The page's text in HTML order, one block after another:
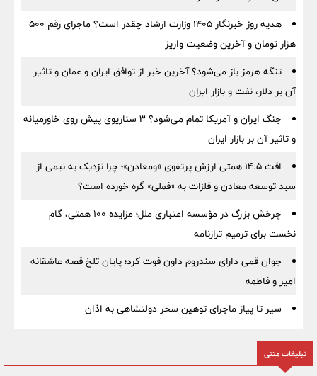
هدیه روز خبرنگار ۱۴۰۵ وزارت ارشاد چقدر است؟ ماجرای رقم ۵۰۰
هزار تومان و آخرین وضعیت واریز
تنگه هرمز باز می‌شود؟ آخرین خبر از توافق ایران و عمان و تاثیر
آن بر دلار، نفت و بازار ایران
جنگ ایران و آمریکا تمام می‌شود؟ ۳ سناریوی پیش روی خاورمیانه
و تاثیر آن بر بازار ایران
افت ۱۴.۵ همتی ارزش پرتفوی «ومعادن»؛ چرا نزدیک به نیمی از
سبد توسعه معادن و فلزات به «فملی» گره خورده است؟
چرخش بزرگ در مؤسسه اعتباری ملل؛ مزایده ۱۰۰ همتی، گام
نخست برای ترمیم ترازنامه
جوان قمی دارای سندروم داون فوت کرد؛ پایان تلخ قصه عاشقانه
امیر و فاطمه
سیر تا پیاز ماجرای توهین سحر دولتشاهی به اذان
تبلیغات متنی